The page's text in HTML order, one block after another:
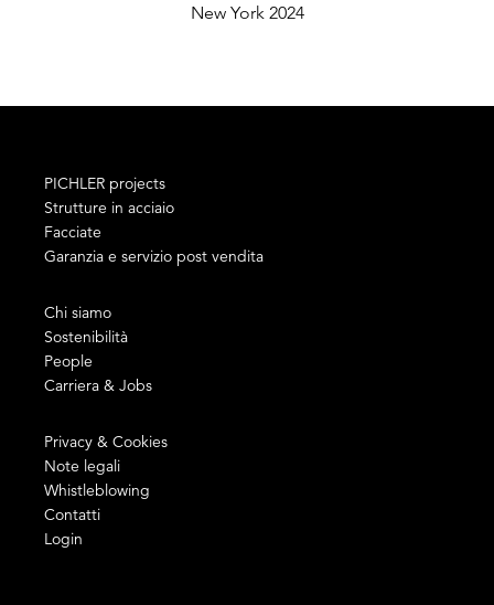
New York 2024
PICHLER projects
Strutture in acciaio
Facciate
Garanzia e servizio post vendita
Chi siamo
Sostenibilità
People
Carriera & Jobs
Privacy & Cookies
Note legali
Whistleblowing
Contatti
Login